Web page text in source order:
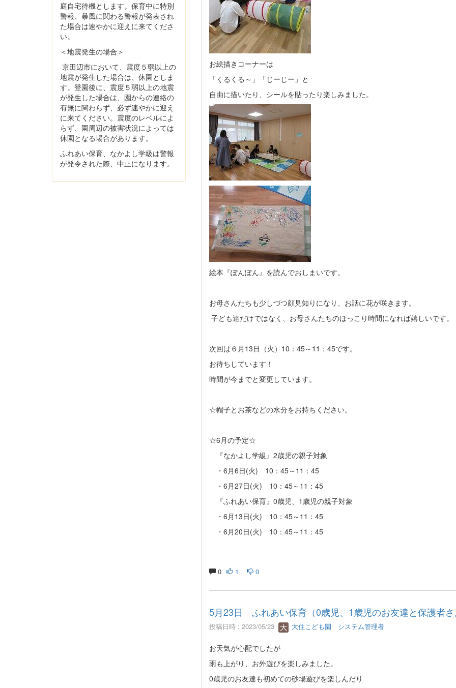
お絵描きコーナーは
「くるくる～」「じーじー」と
自由に描いたり、シールを貼ったり楽しみました。
絵本『ぽんぽん』を読んでおしまいです。
お母さんたちも少しづつ顔見知りになり、お話に花が咲きます。
子ども達だけではなく、お母さんたちのほっこり時間になれば嬉しいです。
次回は６月13日（火）10：45～11：45です。
お待ちしています！
時間が今までと変更しています。
☆帽子とお茶などの水分をお持ちください。
☆6月の予定☆
『なかよし学級』2歳児の親子対象
・6月6日(火) 10：45～11：45
・6月27日(火) 10：45～11：45
『ふれあい保育』0歳児、1歳児の親子対象
・6月13日(火) 10：45～11：45
・6月20日(火) 10：45～11：45
0 1 0
5月23日 ふれあい保育（0歳児、1歳児のお友達と保護者
投稿日時 : 2023/05/23 大住こども園 システム管理者
お天気が心配でしたが
雨も上がり、お外遊びを楽しみました。
0歳児のお友達も初めての砂場遊びを楽しんだり
庭自宅待機とします。保育中に特別
警報、暴風に関わる警報が発表され
た場合は速やかに迎えに来てくださ
い。
＜地震発生の場合＞
京田辺市において、震度５弱以上の
地震が発生した場合は、休園としま
す。登園後に、震度５弱以上の地震
が発生した場合は、園からの連絡の
有無に関わらず、必ず速やかに迎え
に来てください。震度のレベルによ
らず、園周辺の被害状況によっては
休園となる場合があります。
ふれあい保育、なかよし学級は警報
が発令された際、中止になります。